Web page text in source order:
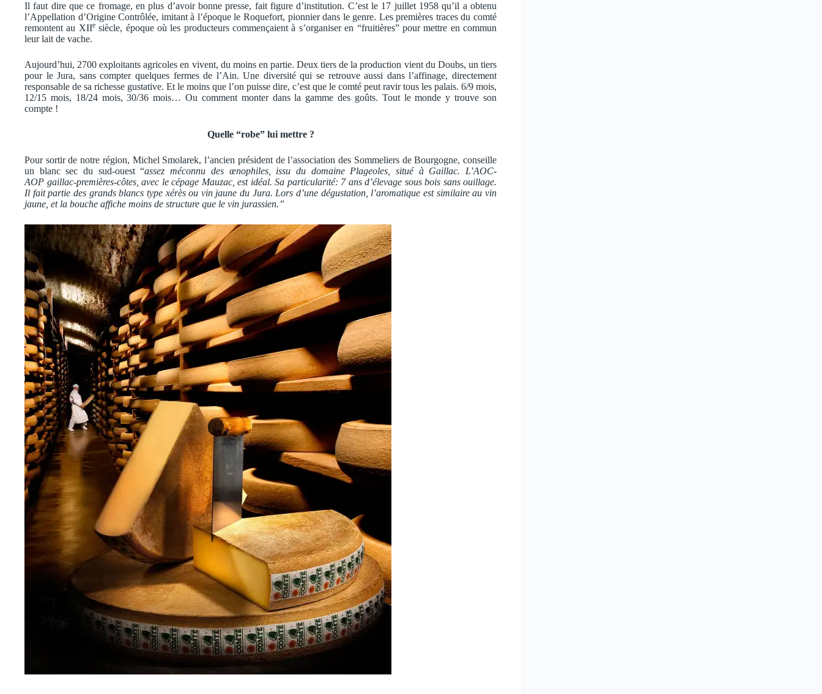
Il faut dire que ce fromage, en plus d’avoir bonne presse, fait figure d’institution. C’est le 17 juillet 1958 qu’il a obtenu
l’Appellation d’Origine Contrôlée, imitant à l’époque le Roquefort, pionnier dans le genre. Les premières traces du comté
remontent au XIIesiècle, époque où les producteurs commençaient à s’organiser en “fruitières” pour mettre en commun
leur lait de vache.
Aujourd’hui, 2700 exploitants agricoles en vivent, du moins en partie. Deux tiers de la production vient du Doubs, un tiers
pour le Jura, sans compter quelques fermes de l’Ain. Une diversité qui se retrouve aussi dans l’affinage, directement
responsable de sa richesse gustative. Et le moins que l’on puisse dire, c’est que le comté peut ravir tous les palais. 6/9 mois,
12/15 mois, 18/24 mois, 30/36 mois… Ou comment monter dans la gamme des goûts. Tout le monde y trouve son
compte !
Quelle “robe” lui mettre ?
Pour sortir de notre région, Michel Smolarek, l’ancien président de l’association des Sommeliers de Bourgogne, conseille
un blanc sec du sud-ouest “assez méconnu des œnophiles, issu du domaine Plageoles, situé à Gaillac. L’AOC-
AOP gaillac-premières-côtes, avec le cépage Mauzac, est idéal. Sa particularité: 7 ans d’élevage sous bois sans ouillage.
Il fait partie des grands blancs type xérès ou vin jaune du Jura. Lors d’une dégustation, l’aromatique est similaire au vin
jaune, et la bouche affiche moins de structure que le vin jurassien.”